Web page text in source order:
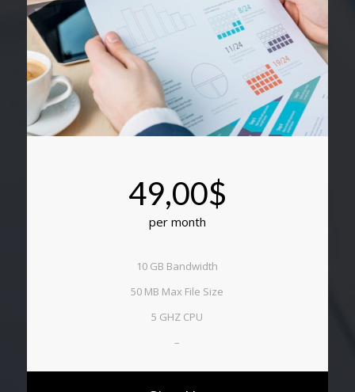
49,00$
per month
10 GB Bandwidth
50 MB Max File Size
5 GHZ CPU
–